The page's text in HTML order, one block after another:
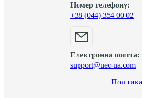
Номер телефону:
+38 (044) 354 00 02
Електронна пошта:
support@uec-ua.com